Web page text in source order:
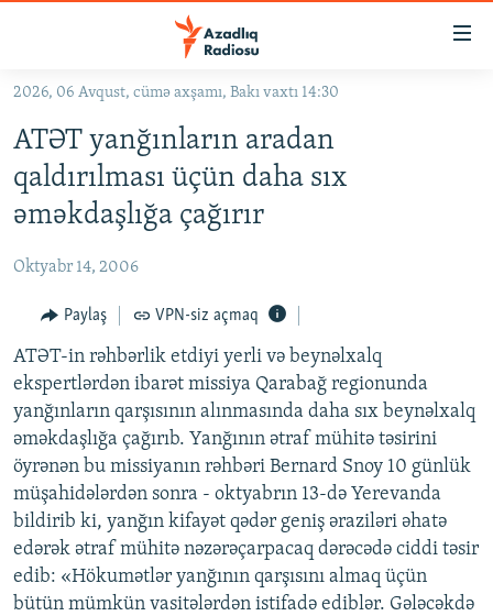
Əsas
qayıt
Əsas
naviqasiyaya
qayıt
Axtarışa
#İZAHLA
KORRUPSIOMETR
FƏRQƏ BAX
QANUNI DOĞRU
ARAŞDIRMA
MULTIMEDIA
VIDEO
FOTOQALEREYA
İNFOQRAFIKA
KARIKATURA
RADIO ARXIV
OXU ZALI
AZƏRBAYCAN ƏDƏBIYYATI KITABXANASI
İSLAM VƏ DEMOKRATIYA
İZ - MƏDƏNIYYƏT PROQRAMI
HAQQIMIZDA
MISSIYAMIZ
PEŞƏ ETIKASI VƏ JURNALISTIKA STANDARTLARIMIZ
MATERIALLARIMIZDAN ISTIFADƏ
BIZI IZLƏ
2026, 06 Avqust, cümə axşamı, Bakı vaxtı 14:30
ATƏT yanğınların aradan
qaldırılması üçün daha sıx
əməkdaşlığa çağırır
Oktyabr 14, 2006
Paylaş VPN-siz açmaq
ATƏT-in rəhbərlik etdiyi yerli və beynəlxalq
ekspertlərdən ibarət missiya Qarabağ regionunda
yanğınların qarşısının alınmasında daha sıx beynəlxalq
əməkdaşlığa çağırıb. Yanğının ətraf mühitə təsirini
öyrənən bu missiyanın rəhbəri Bernard Snoy 10 günlük
müşahidələrdən sonra - oktyabrın 13-də Yerevanda
bildirib ki, yanğın kifayət qədər geniş əraziləri əhatə
edərək ətraf mühitə nəzərəçarpacaq dərəcədə ciddi təsir
edib: «Hökumətlər yanğının qarşısını almaq üçün
bütün mümkün vasitələrdən istifadə ediblər. Gələcəkdə